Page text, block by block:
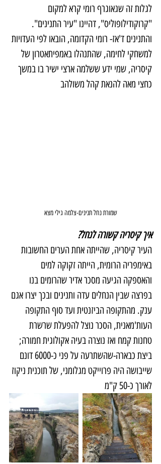
לגלות זה שגאוגרף רומי קרא למקום
"קרוקודילופוליס", דהיינו "עיר התנינים".
והתנינים ד'אז- רומי הקדומה, הובאו לפי העדויות
למשחקי לחימה, שהתנהלו באמפיתאטרון של
קיסריה, שמי ידע ששלמה ארצי ישיר בו במשך
כחצי מאה להנאת קהל משולהב
שמורת נחל תנינים-צלמה גילי מצא
איך קיסריה קשורה לנחל?
העיר קיסריה, שהייתה אחת הערים החשובות
באימפריה הרומית, הייתה זקוקה למים
והאספקה הגיעה מסכר אדיר שהרומים בנו
בפרצה שבין הנחלים עדה ותנינים ובכך יצרו אגם
ענק. מהתקופה הביזנטית ועד סוף התקופה
העות'מאנית, הסכר נוצל להפעלת שרשרת
טחנות קמח ואז נוצרה בעיה אקולוגית חמורה;
ביצת כבארה-שהשתרעה על פני כ-6000 דונם
שייבושה היה פרוייקט מגלומני, של תוכנית ניקוז
לאורך כ-50 ק"מ